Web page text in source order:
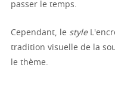
passer le temps.
Cependant, le style
tradition visuelle de la
le thème.